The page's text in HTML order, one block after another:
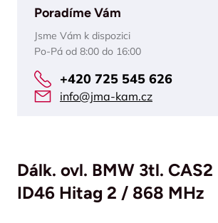
Poradíme Vám
Jsme Vám k dispozici
Po-Pá od 8:00 do 16:00
+420 725 545 626
info@jma-kam.cz
Dálk. ovl. BMW 3tl. CAS2
ID46 Hitag 2 / 868 MHz